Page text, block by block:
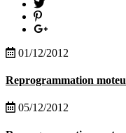
01/12/2012
Reprogrammation
05/12/2012